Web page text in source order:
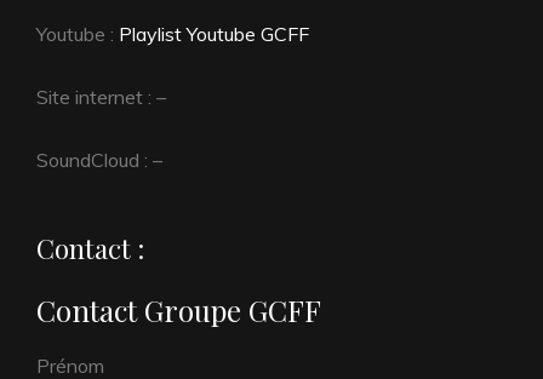
Youtube : Playlist Youtube GCFF
Site internet : –
SoundCloud : –
Contact :
Contact Groupe GCFF
Spam
Prénom